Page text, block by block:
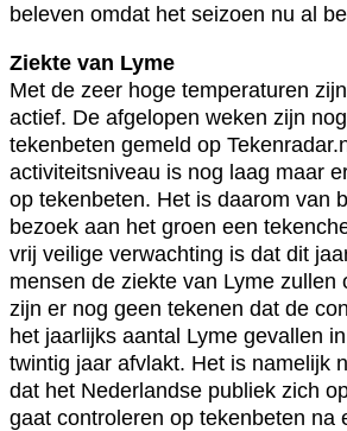
beleven omdat het seizoen nu al
Ziekte van Lyme
Met de zeer hoge temperaturen
actief. De afgelopen weken zijn
tekenbeten gemeld op
activiteitsniveau is nog laag maar
op tekenbeten. Het is daarom van
bezoek aan het groen een
vrij veilige verwachting is dat dit
mensen de ziekte van Lyme zullen
zijn er nog geen tekenen dat de
het jaarlijks aantal Lyme gevallen
twintig jaar afvlakt. Het is namelijk
dat het Nederlandse publiek zich
gaat controleren op tekenbeten na